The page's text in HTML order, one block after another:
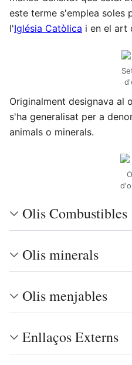
este terme s'emplea soles
l'Iglésia Catòlica i en el art
Originalment designava al
s'ha generalisat per a
animals o minerals.
Olis Combustibles
Olis minerals
Olis menjables
Enllaços Externs